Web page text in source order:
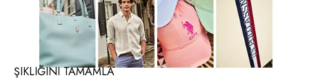
ŞIKLIĞINI TAMAMLA